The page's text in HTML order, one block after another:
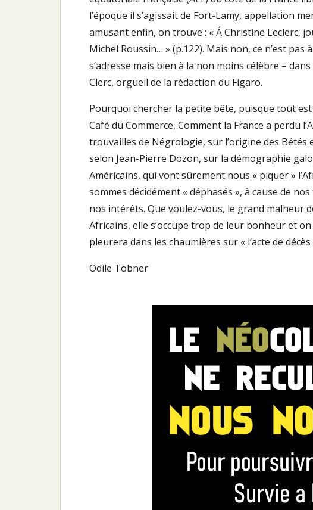
l’époque il s’agissait de Fort-Lamy, appellation
amusant enfin, on trouve : « Á Christine Leclerc,
Michel Roussin… » (p.122). Mais non, ce n’est
s’adresse mais bien à la non moins célèbre –
Clerc, orgueil de la rédaction du Figaro.
Pourquoi chercher la petite bête, puisque tout
Café du Commerce, Comment la France a perdu
trouvailles de Négrologie, sur l’origine des Bétés
selon Jean-Pierre Dozon, sur la démographie
Américains, qui vont sûrement nous « piquer »
sommes décidément « déphasés », à cause de
nos intérêts. Que voulez-vous, le grand malheur
Africains, elle s’occupe trop de leur bonheur et
pleurera dans les chaumières sur « l’acte de
Odile Tobner